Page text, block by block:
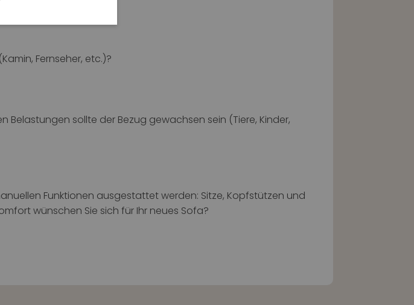
Fernseher, etc.)?
Belastungen sollte der Bezug gewachsen sein (Tiere, Kinder,
Funktionen ausgestattet werden: Sitze, Kopfstützen und
wünschen Sie sich für Ihr neues Sofa?